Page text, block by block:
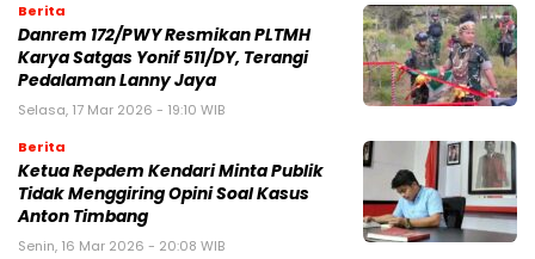
Berita
Danrem 172/PWY Resmikan PLTMH
Karya Satgas Yonif 511/DY, Terangi
Pedalaman Lanny Jaya
Selasa, 17 Mar 2026 - 19:10 WIB
Berita
Ketua Repdem Kendari Minta Publik
Tidak Menggiring Opini Soal Kasus
Anton Timbang
Senin, 16 Mar 2026 - 20:08 WIB